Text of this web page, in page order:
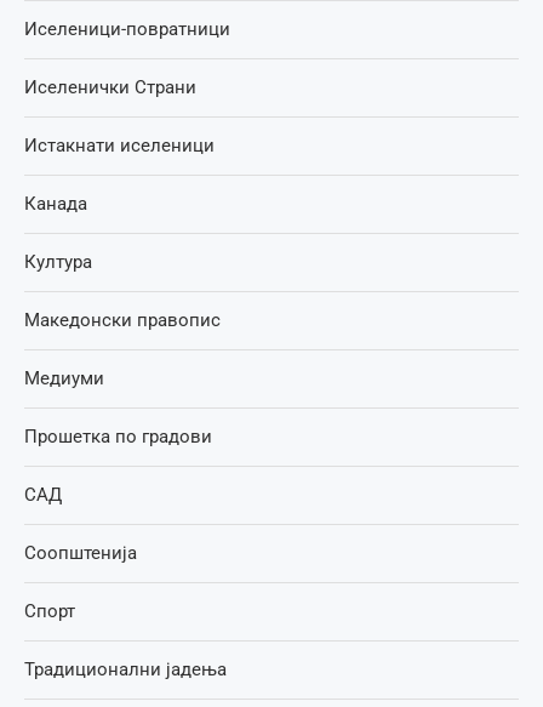
Иселеници-повратници
Иселенички Страни
Истакнати иселеници
Канада
Култура
Македонски правопис
Медиуми
Прошетка по градови
САД
Соопштенија
Спорт
Традиционални јадења